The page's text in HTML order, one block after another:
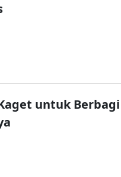
untuk Berbagi